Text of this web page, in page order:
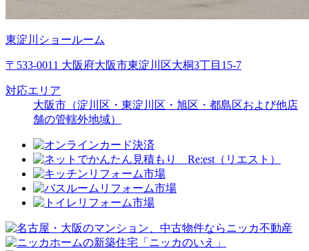
東淀川ショールーム
〒533-0011 大阪府大阪市東淀川区大桐3丁目15-7
対応エリア
大阪市（淀川区・東淀川区・旭区・都島区および他店
舗の管轄外地域）